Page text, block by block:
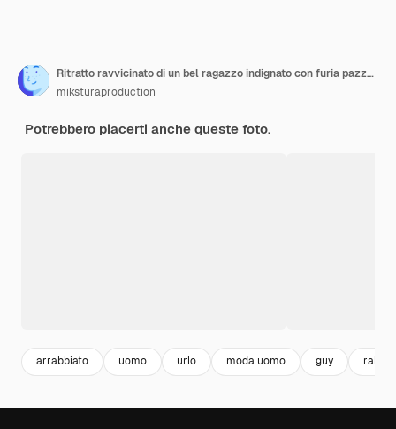
Ritratto ravvicinato di un bel ragazzo indignato con furia pazza che chiude le orecchie terribile reazione al rumore isolata su uno sfondo beige di colore pastello
miksturaproduction
Potrebbero piacerti anche queste foto.
arrabbiato uomo urlo moda uomo guy rabbia